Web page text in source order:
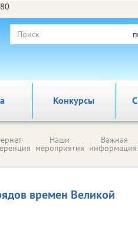
Конкурсы
Наши
мероприятия
Важная
информация!
времен Великой